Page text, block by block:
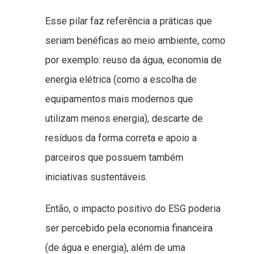
Esse pilar faz referência a práticas que
seriam benéficas ao meio ambiente, como
por exemplo: reuso da água, economia de
energia elétrica (como a escolha de
equipamentos mais modernos que
utilizam menos energia), descarte de
resíduos da forma correta e apoio a
parceiros que possuem também
iniciativas sustentáveis.
Então, o impacto positivo do ESG poderia
ser percebido pela economia financeira
(de água e energia), além de uma